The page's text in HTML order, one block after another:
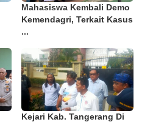
Mahasiswa Kembali Demo
Kemendagri, Terkait Kasus
...
Kejari Kab. Tangerang Di